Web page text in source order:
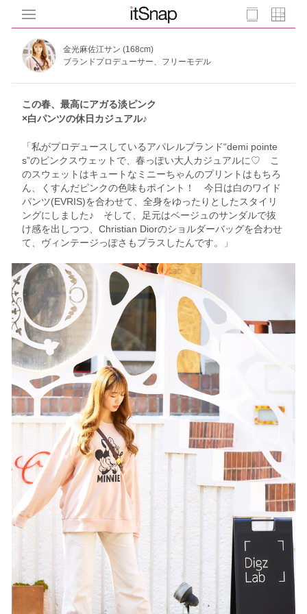
金光麻佐江サン (168cm)
ブランドプロデューサー、フリーモデル
この春、最高にアガる淡ピンク
×白パンツの休日カジュアル♪
「私がプロデュースしているアパレルブランド“demi pointe
s”のピンクスウェットで、春っぽい大人カジュアルに♡ こ
のスウェットはキュートなミニーちゃんのプリントはもちろ
ん、くすんだピンクの色味もポイント！ 今日は白のワイド
パンツ(EVRIS)を合わせて、全身をゆったりとしたスタイリ
ングにしました♪ そして、足元はベージュのサンダルで抜
け感を出しつつ、Christian Diorのショルダーバッグを合わせ
て、ヴィンテージっぽさもプラスしたんです。」